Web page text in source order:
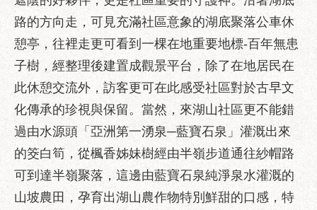
民
服
務
路
挖
掘
資
訊
聯
合
路的方向走，可見充滿社區意象的湖底聚落公車休
憩亭，往裡走更可看到一棵在地重要地標-百年無患
子樹，經整理後建置成觀景平台，除了在地居民在
此休憩交流外，訪客更可在此感受社區對於古早文
化傳承的珍視與保留。當然，來湖山社區更不能錯
過由水源頭「亞洲第一湧泉─藍寶石泉」灌溉出來
的筊白筍，從楓香姊妹樹經由半嶺步道通往紗帽路
可到達半嶺聚落，這邊由藍寶石泉純淨泉水灌溉的
山坡農田，孕育出湖山農作物特別鮮甜的口感，特